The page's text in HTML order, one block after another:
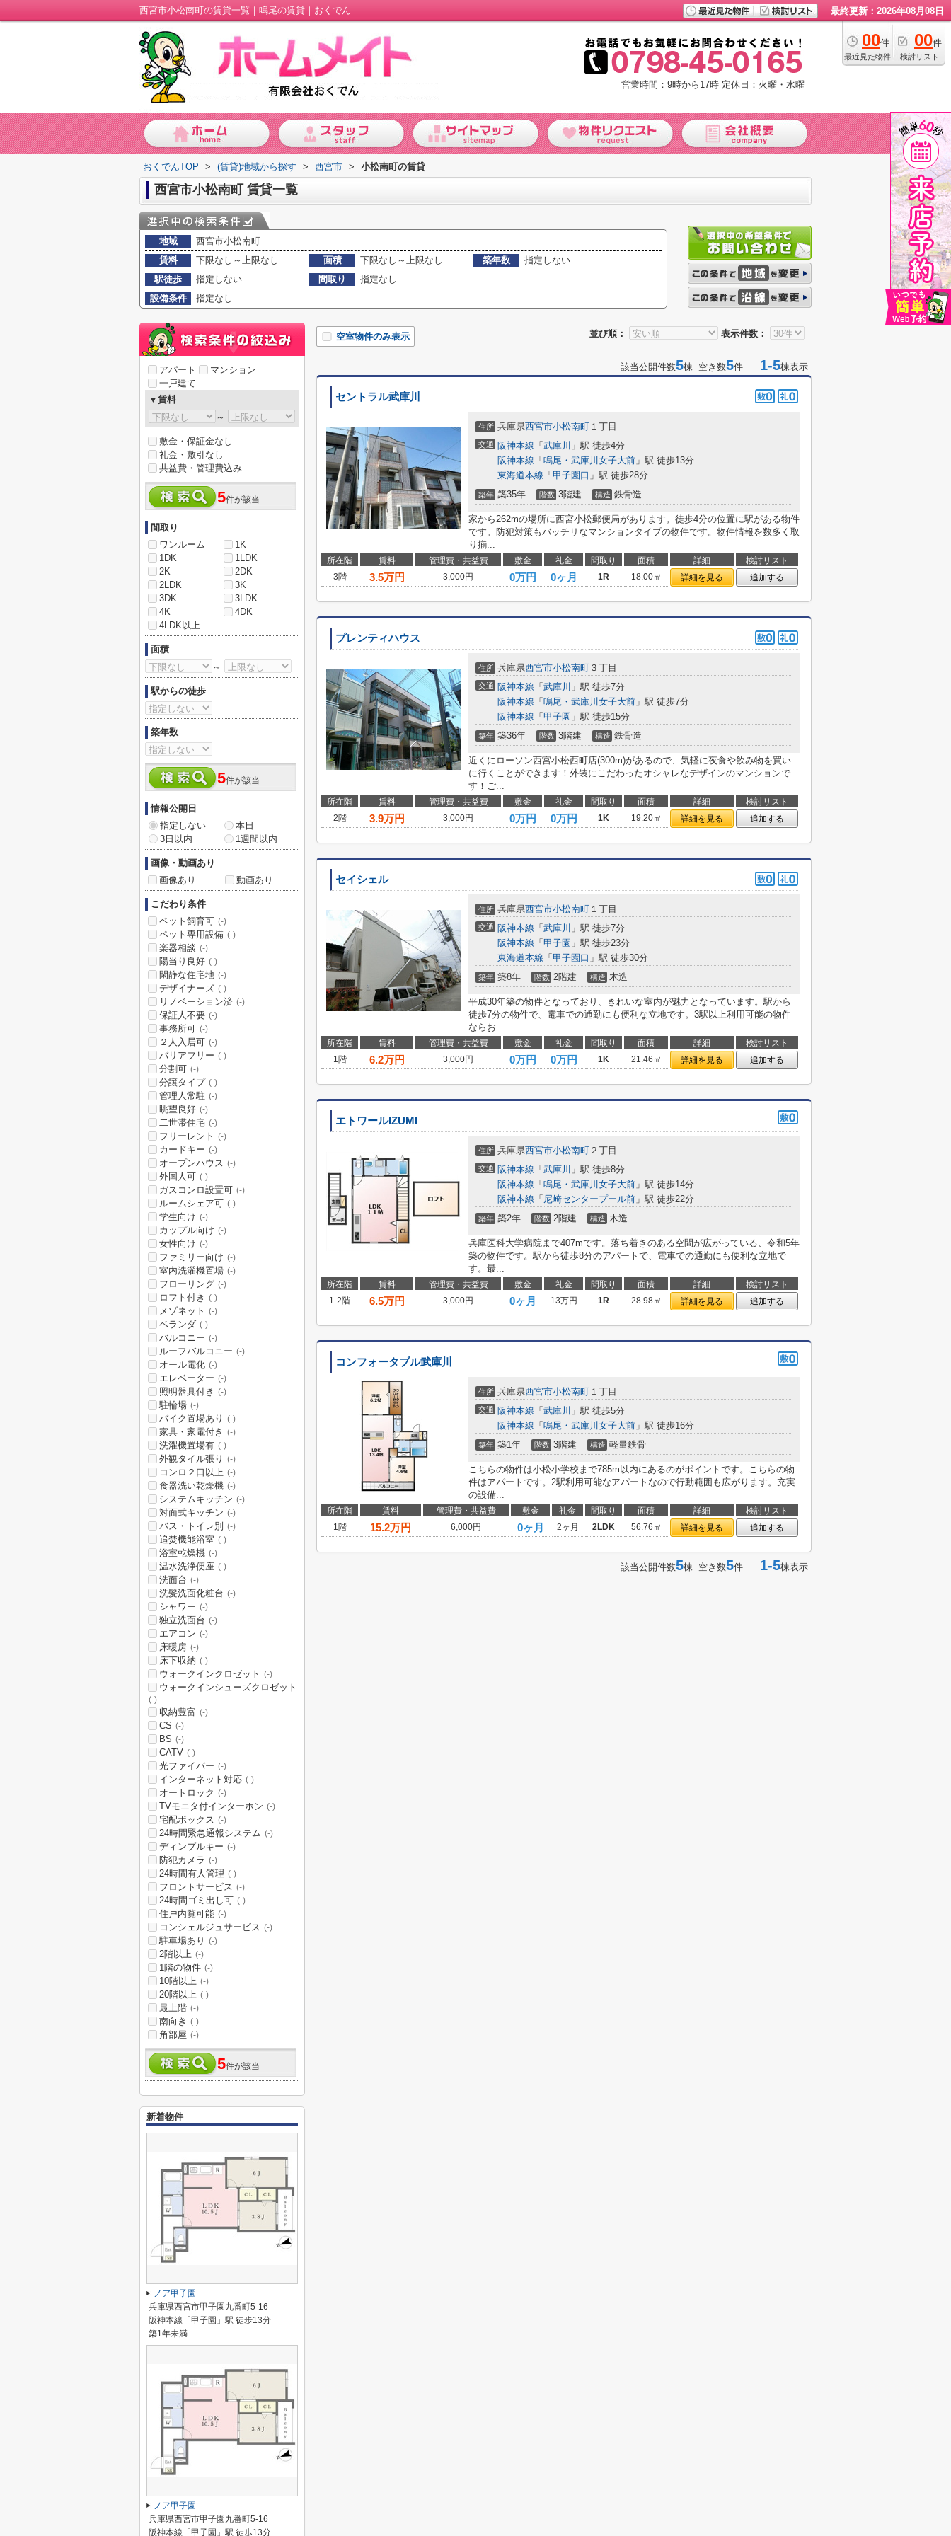
西宮市小松南町の賃貸一覧｜鳴尾の賃貸｜おくでん 最終更新：2026年08月08日
00件
最近見た物件
00件
検討リスト
営業時間：9時から17時 定休日：火曜・水曜
おくでんTOP > (賃貸)地域から探す > 西宮市 > 小松南町の賃貸
西宮市小松南町 賃貸一覧
地域
西宮市小松南町
賃料
下限なし～上限なし 面積 下限なし～上限なし 築年数
指定しない
駅徒歩
指定しない 間取り
指定なし
設備条件
指定なし
並び順： 表示件数：
空室物件のみ表示
該当公開件数5棟 空き数5件 1-5棟表示
セントラル武庫川
住所 兵庫県西宮市小松南町 １丁目
交通 阪神本線 「 武庫川 」駅 徒歩4分
阪神本線 「 鳴尾・武庫川女子大前 」駅 徒歩13分
東海道本線 「 甲子園口 」駅 徒歩28分
築年 築35年 階数 3階建 構造 鉄骨造
家から262mの場所に西宮小松郵便局があります。徒歩4分の位置に駅がある物件
です。防犯対策もバッチリなマンションタイプの物件です。物件情報を数多く取
り揃...
所在階 賃料 管理費・共益費 敷金 礼金 間取り 面積 詳細
検討リスト
3階
3.5万円 3,000円 0万円 0ヶ月 1R 18.00㎡ 詳細を見る 追加する
プレンティハウス
住所 兵庫県西宮市小松南町 ３丁目
交通 阪神本線 「 武庫川 」駅 徒歩7分
阪神本線 「 鳴尾・武庫川女子大前 」駅 徒歩7分
阪神本線 「 甲子園 」駅 徒歩15分
築年 築36年 階数 3階建 構造 鉄骨造
近くにローソン西宮小松西町店(300m)があるので、気軽に夜食や飲み物を買い
に行くことができます！外装にこだわったオシャレなデザインのマンションで
す！ご...
所在階 賃料 管理費・共益費 敷金 礼金 間取り 面積 詳細
検討リスト
2階
3.9万円 3,000円 0万円 0万円 1K 19.20㎡ 詳細を見る 追加する
セイシェル
住所 兵庫県西宮市小松南町 １丁目
交通 阪神本線 「 武庫川 」駅 徒歩7分
阪神本線 「 甲子園 」駅 徒歩23分
東海道本線 「 甲子園口 」駅 徒歩30分
築年 築8年 階数 2階建 構造 木造
平成30年築の物件となっており、きれいな室内が魅力となっています。駅から
徒歩7分の物件で、電車での通勤にも便利な立地です。3駅以上利用可能の物件
ならお...
所在階 賃料 管理費・共益費 敷金 礼金 間取り 面積 詳細
検討リスト
1階
6.2万円 3,000円 0万円 0万円 1K 21.46㎡ 詳細を見る 追加する
エトワールIZUMI
住所 兵庫県西宮市小松南町 ２丁目
交通 阪神本線 「 武庫川 」駅 徒歩8分
阪神本線 「 鳴尾・武庫川女子大前 」駅 徒歩14分
阪神本線 「 尼崎センタープール前 」駅 徒歩22分
築年 築2年 階数 2階建 構造 木造
兵庫医科大学病院まで407mです。落ち着きのある空間が広がっている、令和5年
築の物件です。駅から徒歩8分のアパートで、電車での通勤にも便利な立地で
す。最...
所在階 賃料 管理費・共益費 敷金 礼金 間取り 面積 詳細
検討リスト
1-2階
6.5万円 3,000円 0ヶ月 13万円 1R 28.98㎡ 詳細を見る 追加する
コンフォータブル武庫川
住所 兵庫県西宮市小松南町 １丁目
交通 阪神本線 「 武庫川 」駅 徒歩5分
阪神本線 「 鳴尾・武庫川女子大前 」駅 徒歩16分
築年 築1年 階数 3階建 構造 軽量鉄骨
こちらの物件は小松小学校まで785m以内にあるのがポイントです。こちらの物
件はアパートです。2駅利用可能なアパートなので行動範囲も広がります。充実
の設備...
所在階 賃料 管理費・共益費 敷金 礼金 間取り 面積 詳細
検討リスト
1階
15.2万円 6,000円 0ヶ月 2ヶ月 2LDK 56.76㎡ 詳細を見る 追加する
該当公開件数5棟 空き数5件 1-5棟表示
アパート
マンション
一戸建て
▼賃料
～
敷金・保証金なし
礼金・敷引なし
共益費・管理費込み
5件が該当
間取り
ワンルーム
1K
1DK
1LDK
2K
2DK
2LDK
3K
3DK
3LDK
4K
4DK
4LDK以上
面積
～
駅からの徒歩
築年数
5件が該当
情報公開日
指定しない
本日
3日以内
1週間以内
画像・動画あり
画像あり
動画あり
こだわり条件
ペット飼育可 (-)
ペット専用設備 (-)
楽器相談 (-)
陽当り良好 (-)
閑静な住宅地 (-)
デザイナーズ (-)
リノベーション済 (-)
保証人不要 (-)
事務所可 (-)
２人入居可 (-)
バリアフリー (-)
分割可 (-)
分譲タイプ (-)
管理人常駐 (-)
眺望良好 (-)
二世帯住宅 (-)
フリーレント (-)
カードキー (-)
オープンハウス (-)
外国人可 (-)
ガスコンロ設置可 (-)
ルームシェア可 (-)
学生向け (-)
カップル向け (-)
女性向け (-)
ファミリー向け (-)
室内洗濯機置場 (-)
フローリング (-)
ロフト付き (-)
メゾネット (-)
ベランダ (-)
バルコニー (-)
ルーフバルコニー (-)
オール電化 (-)
エレベーター (-)
照明器具付き (-)
駐輪場 (-)
バイク置場あり (-)
家具・家電付き (-)
洗濯機置場有 (-)
外観タイル張り (-)
コンロ２口以上 (-)
食器洗い乾燥機 (-)
システムキッチン (-)
対面式キッチン (-)
バス・トイレ別 (-)
追焚機能浴室 (-)
浴室乾燥機 (-)
温水洗浄便座 (-)
洗面台 (-)
洗髪洗面化粧台 (-)
シャワー (-)
独立洗面台 (-)
エアコン (-)
床暖房 (-)
床下収納 (-)
ウォークインクロゼット (-)
ウォークインシューズクロゼット
(-)
収納豊富 (-)
CS (-)
BS (-)
CATV (-)
光ファイバー (-)
インターネット対応 (-)
オートロック (-)
TVモニタ付インターホン (-)
宅配ボックス (-)
24時間緊急通報システム (-)
ディンプルキー (-)
防犯カメラ (-)
24時間有人管理 (-)
フロントサービス (-)
24時間ゴミ出し可 (-)
住戸内覧可能 (-)
コンシェルジュサービス (-)
駐車場あり (-)
2階以上 (-)
1階の物件 (-)
10階以上 (-)
20階以上 (-)
最上階 (-)
南向き (-)
角部屋 (-)
5件が該当
新着物件
ノア甲子園
兵庫県西宮市甲子園九番町5-16
阪神本線「甲子園」駅 徒歩13分
築1年未満
ノア甲子園
兵庫県西宮市甲子園九番町5-16
阪神本線「甲子園」駅 徒歩13分